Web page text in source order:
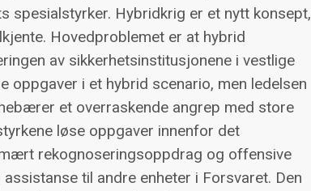
spesialstyrker. Hybridkrig er et nytt konsept,
Hovedproblemet er at hybrid
av sikkerhetsinstitusjonene i vestlige
oppgaver i et hybrid scenario, men ledelsen
et overraskende angrep med store
løse oppgaver innenfor det
rekognoseringsoppdrag og offensive
til andre enheter i Forsvaret. Den